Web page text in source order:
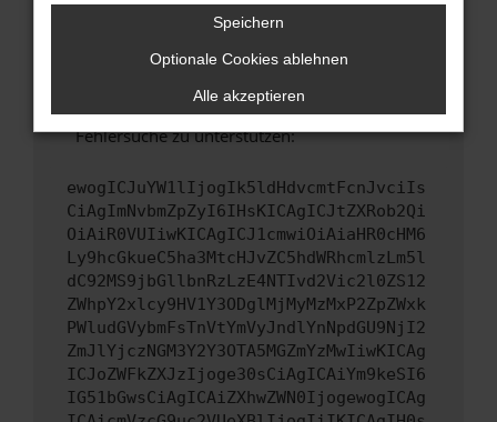
Wende dich an den Webseitenbetreiber.
Wenn du alle oben genannten Schritte versucht
hast, kontaktiere uns bitte. Wir werden
versuchen, das Problem zu beheben. Du kannst
uns diesen Text schicken, um uns bei der
Fehlersuche zu unterstützen:
ewogICJuYW1lIjogIk5ldHdvcmtFcnJvciIs
CiAgImNvbmZpZyI6IHsKICAgICJtZXRob2Qi
OiAiR0VUIiwKICAgICJ1cmwiOiAiaHR0cHM6
Ly9hcGkueC5ha3MtcHJvZC5hdWRhcmlzLm5l
dC92MS9jbGllbnRzLzE4NTIvd2Vic2l0ZS12
ZWhpY2xlcy9HV1Y3ODglMjMyMzMxP2ZpZWxk
PWludGVybmFsTnVtYmVyJndlYnNpdGU9NjI2
ZmJlYjczNGM3Y2Y3OTA5MGZmYzMwIiwKICAg
ICJoZWFkZXJzIjoge30sCiAgICAiYm9keSI6
IG51bGwsCiAgICAiZXhwZWN0IjogewogICAg
Speichern
Optionale Cookies ablehnen
Alle akzeptieren